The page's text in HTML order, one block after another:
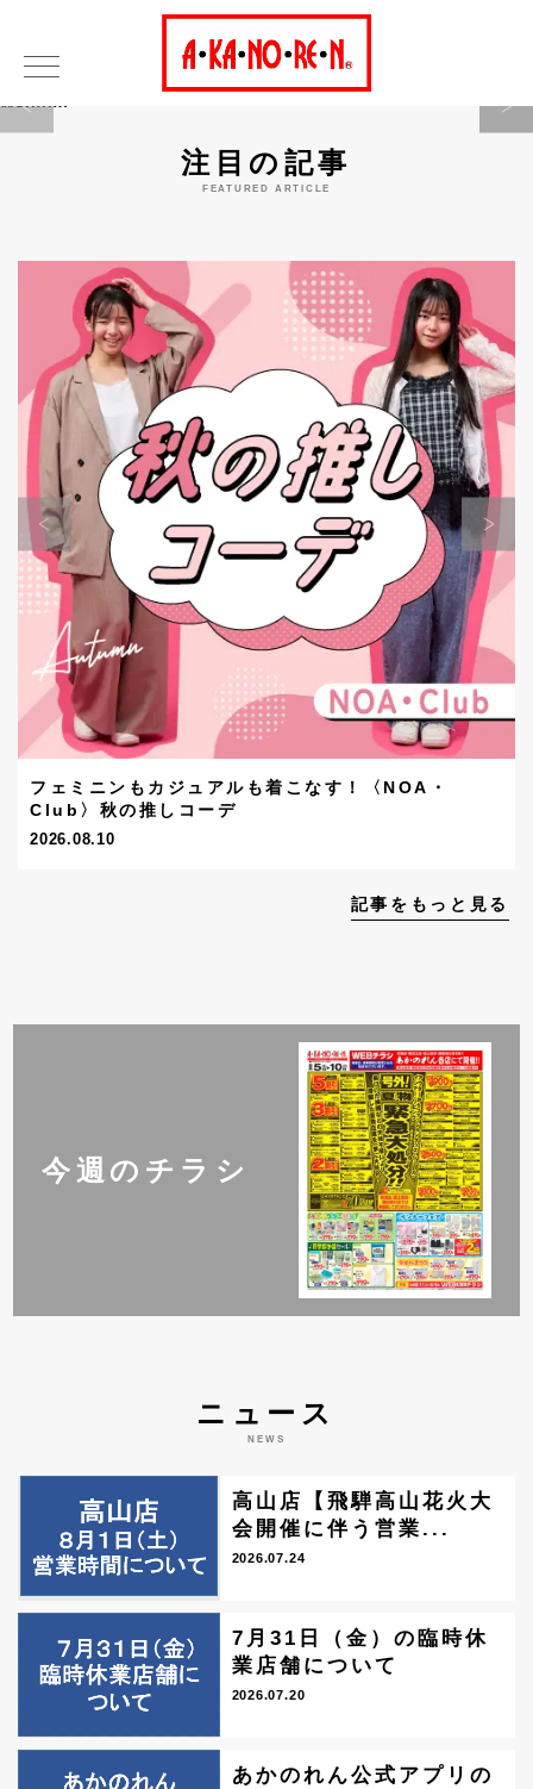
Warning
注目の記事
FEATURED ARTICLE
フェミニンもカジュアルも着こなす！〈NOA・
Club〉秋の推しコーデ
2026.08.10
記事をもっと見る
今週のチラシ
ニュース
NEWS
高山店【飛騨高山花火大
会開催に伴う営業...
2026.07.24
7月31日（金）の臨時休
業店舗について
2026.07.20
あかのれん公式アプリの